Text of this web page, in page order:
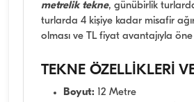
metrelik tekne, günübirlik
turlarda 4 kişiye kadar misafir
olması ve TL fiyat avantajıyla öne
TEKNE ÖZELLİKLERİ
Boyut: 12 Metre